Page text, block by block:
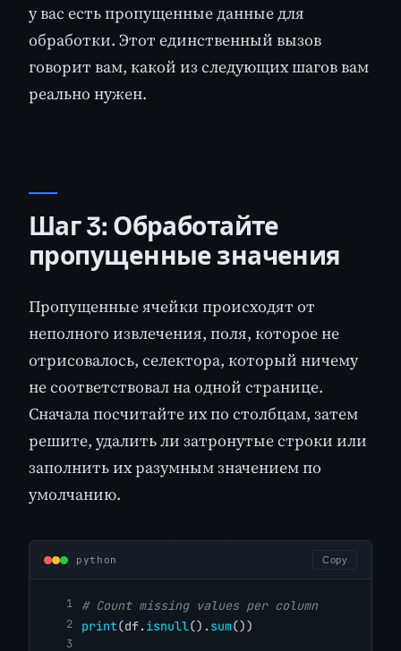
у вас есть пропущенные данные для
обработки. Этот единственный вызов
говорит вам, какой из следующих шагов вам
реально нужен.
Шаг 3: Обработайте
пропущенные значения
Пропущенные ячейки происходят от
неполного извлечения, поля, которое не
отрисовалось, селектора, который ничему
не соответствовал на одной странице.
Сначала посчитайте их по столбцам, затем
решите, удалить ли затронутые строки или
заполнить их разумным значением по
умолчанию.
python Copy
# Count missing values per column
print(df. isnull(). sum())